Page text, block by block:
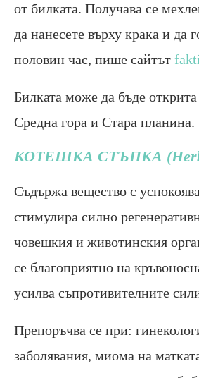
от билката. Получава се
да нанесете върху крака и да
половин час, пише сайтът
Билката може да бъде
Средна гора и Стара планина.
КОТЕШКА СТЪПКА
Съдържа вещество с
стимулира силно
човешкия и животинския
се благоприятно на
усилва съпротивителните
Препоръчва се при:
заболявания, миома на